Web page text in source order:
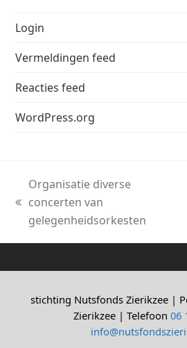
Login
Vermeldingen feed
Reacties feed
WordPress.org
previous
post:
Organisatie diverse
concerten van
gelegenheidsorkesten
stichting Nutsfonds Zierikzee |
Zierikzee | Telefoon 06